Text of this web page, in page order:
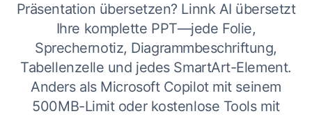
Präsentation übersetzen? Linnk AI übersetzt
Ihre komplette PPT—jede Folie,
Sprechernotiz, Diagrammbeschriftung,
Tabellenzelle und jedes SmartArt-Element.
Anders als Microsoft Copilot mit seinem
500MB-Limit oder kostenlose Tools mit